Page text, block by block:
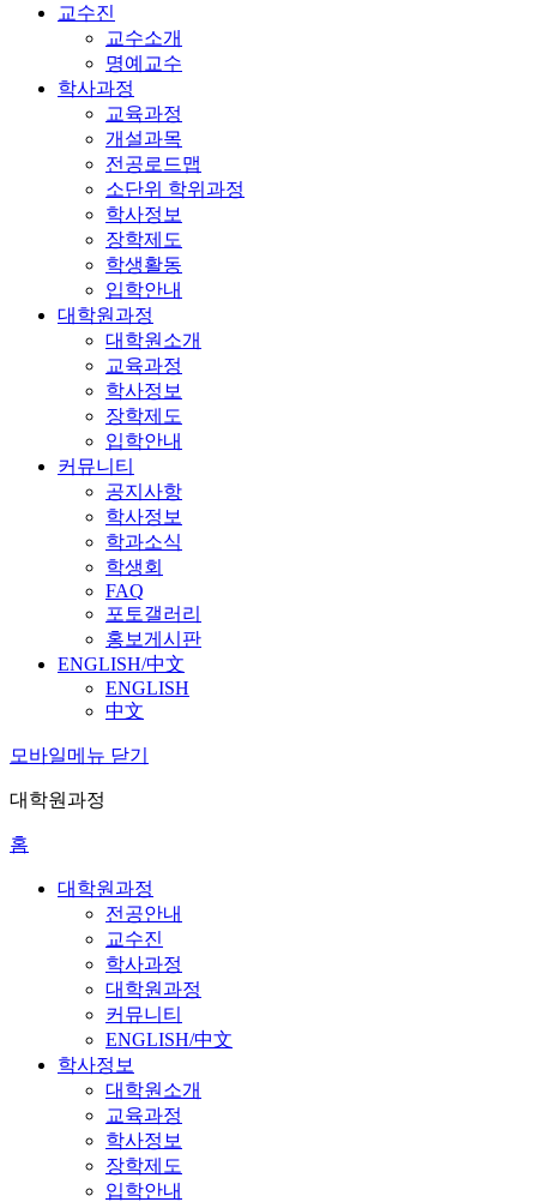
교수진
교수소개
명예교수
학사과정
교육과정
개설과목
전공로드맵
소단위 학위과정
학사정보
장학제도
학생활동
입학안내
대학원과정
대학원소개
교육과정
학사정보
장학제도
입학안내
커뮤니티
공지사항
학사정보
학과소식
학생회
FAQ
포토갤러리
홍보게시판
ENGLISH/中文
ENGLISH
中文
모바일메뉴 닫기
대학원과정
홈
대학원과정
전공안내
교수진
학사과정
대학원과정
커뮤니티
ENGLISH/中文
학사정보
대학원소개
교육과정
학사정보
장학제도
입학안내